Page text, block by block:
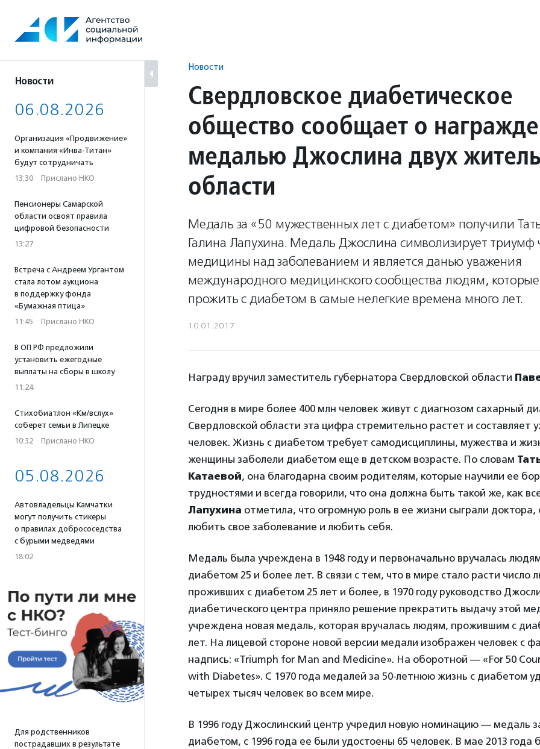
содержанию
Новости
06.08.2026
Организация «Продвижение»
и компания «Инва-Титан»
будут сотрудничать
13:30 · Прислано НКО
Пенсионеры Самарской
области освоят правила
цифровой безопасности
13:27
Встреча с Андреем Ургантом
стала лотом аукциона
в поддержку фонда
«Бумажная птица»
11:45 · Прислано НКО
В ОП РФ предложили
установить ежегодные
выплаты на сборы в школу
11:24
Стихобиатлон «Км/вслух»
соберет семьи в Липецке
10:32 · Прислано НКО
05.08.2026
Автовладельцы Камчатки
могут получить стикеры
о правилах добрососедства
с бурыми медведями
18:02
Для родственников
пострадавших в результате
Новости
Свердловское диабетическое
общество сообщает о
медалью Джослина двух
области
Медаль за «50 мужественных лет с диабетом» получили
Галина Лапухина. Медаль Джослина символизирует триумф
медицины над заболеванием и является данью уважения
международного медицинского сообщества людям,
прожить с диабетом в самые нелегкие времена много лет.
10.01.2017
Награду вручил заместитель губернатора Свердловской области
Сегодня в мире более 400 млн человек живут с диагнозом сахарный
Свердловской области эта цифра стремительно растет и составляет
человек. Жизнь с диабетом требует самодисциплины, мужества и
женщины заболели диабетом еще в детском возрасте. По словам
Катаевой, она благодарна своим родителям, которые научили ее
трудностями и всегда говорили, что она должна быть такой же, как
Лапухина отметила, что огромную роль в ее жизни сыграли доктора,
любить свое заболевание и любить себя.
Медаль была учреждена в 1948 году и первоначально вручалась
диабетом 25 и более лет. В связи с тем, что в мире стало расти число
проживших с диабетом 25 лет и более, в 1970 году руководство
диабетического центра приняло решение прекратить выдачу этой
учреждена новая медаль, которая вручалась людям, прожившим с
лет. На лицевой стороне новой версии медали изображен человек с
надпись: «Triumph for Man and Medicine». На оборотной — «For 50
with Diabetes». С 1970 года медалей за 50-летнюю жизнь с диабетом
четырех тысяч человек во всем мире.
В 1996 году Джослинский центр учредил новую номинацию — медаль
диабетом, с 1996 года ее были удостоены 65 человек. В мае 2013 года